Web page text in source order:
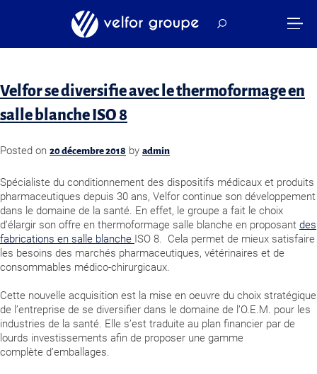
Velfor se diversifie avec le thermoformage en
salle blanche ISO 8
Posted on 20 décembre 2018 by admin
Spécialiste du conditionnement des dispositifs médicaux et produits
pharmaceutiques depuis 30 ans, Velfor continue son développement
dans le domaine de la santé. En effet, le groupe a fait le choix
d’élargir son offre en thermoformage salle blanche en proposant des
fabrications en salle blanche ISO 8. Cela permet de mieux satisfaire
les besoins des marchés pharmaceutiques, vétérinaires et de
consommables médico-chirurgicaux.
Cette nouvelle acquisition est la mise en oeuvre du choix stratégique
de l’entreprise de se diversifier dans le domaine de l’O.E.M. pour les
industries de la santé. Elle s’est traduite au plan financier par de
lourds investissements afin de proposer une gamme
complète d’emballages.